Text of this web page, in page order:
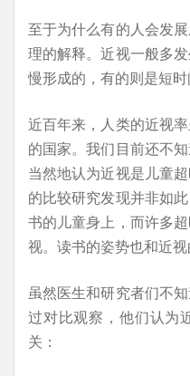
至于为什么有的人会发
理的解释。近视一般多
慢形成的，有的则是短时
近百年来，人类的近视
的国家。我们目前还不
当然地认为近视是儿童
的比较研究发现并非如
书的儿童身上，而许多
视。读书的姿势也和近视
虽然医生和研究者们不
过对比观察，他们认为
关：